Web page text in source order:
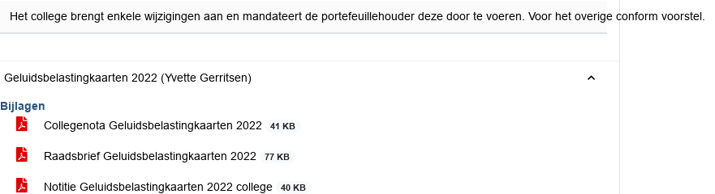
Het college brengt enkele wijzigingen aan en mandateert de portefeuillehouder deze door te voeren. Voor het overige conform voorstel.
Geluidsbelastingkaarten 2022 (Yvette Gerritsen)
Bijlagen
Collegenota Geluidsbelastingkaarten 2022
41 KB
Raadsbrief Geluidsbelastingkaarten 2022 77 KB
Notitie Geluidsbelastingkaarten 2022 college 40 KB